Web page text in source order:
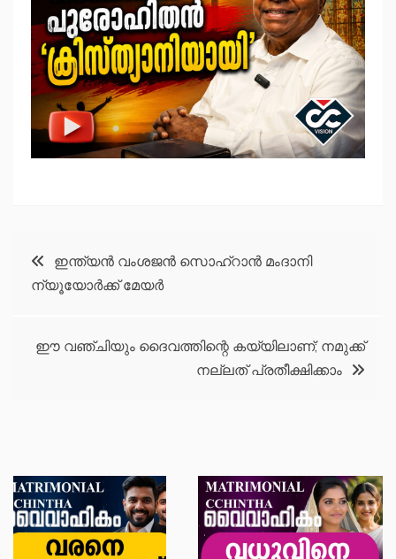
Post
navigation
ഇന്ത്യന്‍ വംശജൻ സൊഹ്‌റാന്‍ മംദാനി
ന്യൂയോർക്ക് മേയർ
ഈ വഞ്ചിയും ദൈവത്തിന്റെ കയ്യിലാണ്; നമുക്ക്
നല്ലത് പ്രതീക്ഷിക്കാം